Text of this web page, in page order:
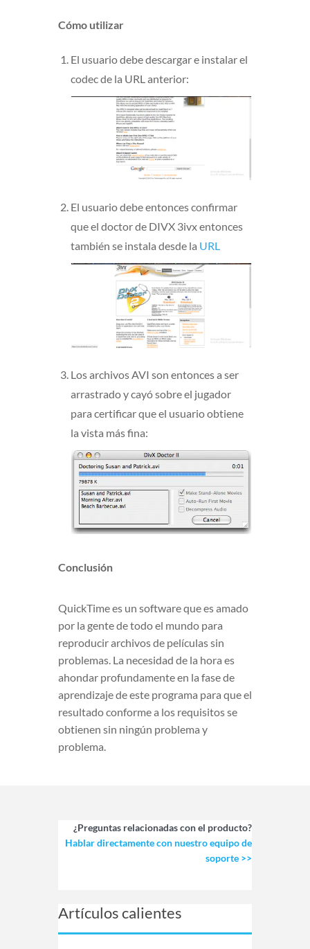
Cómo utilizar
El usuario debe descargar e instalar el
codec de la URL anterior:
El usuario debe entonces confirmar
que el doctor de DIVX 3ivx entonces
también se instala desde la URL
Los archivos AVI son entonces a ser
arrastrado y cayó sobre el jugador
para certificar que el usuario obtiene
la vista más fina:
Conclusión
QuickTime es un software que es amado
por la gente de todo el mundo para
reproducir archivos de películas sin
problemas. La necesidad de la hora es
ahondar profundamente en la fase de
aprendizaje de este programa para que el
resultado conforme a los requisitos se
obtienen sin ningún problema y
problema.
¿Preguntas relacionadas con el producto?
Hablar directamente con nuestro equipo de
soporte >>
Artículos calientes